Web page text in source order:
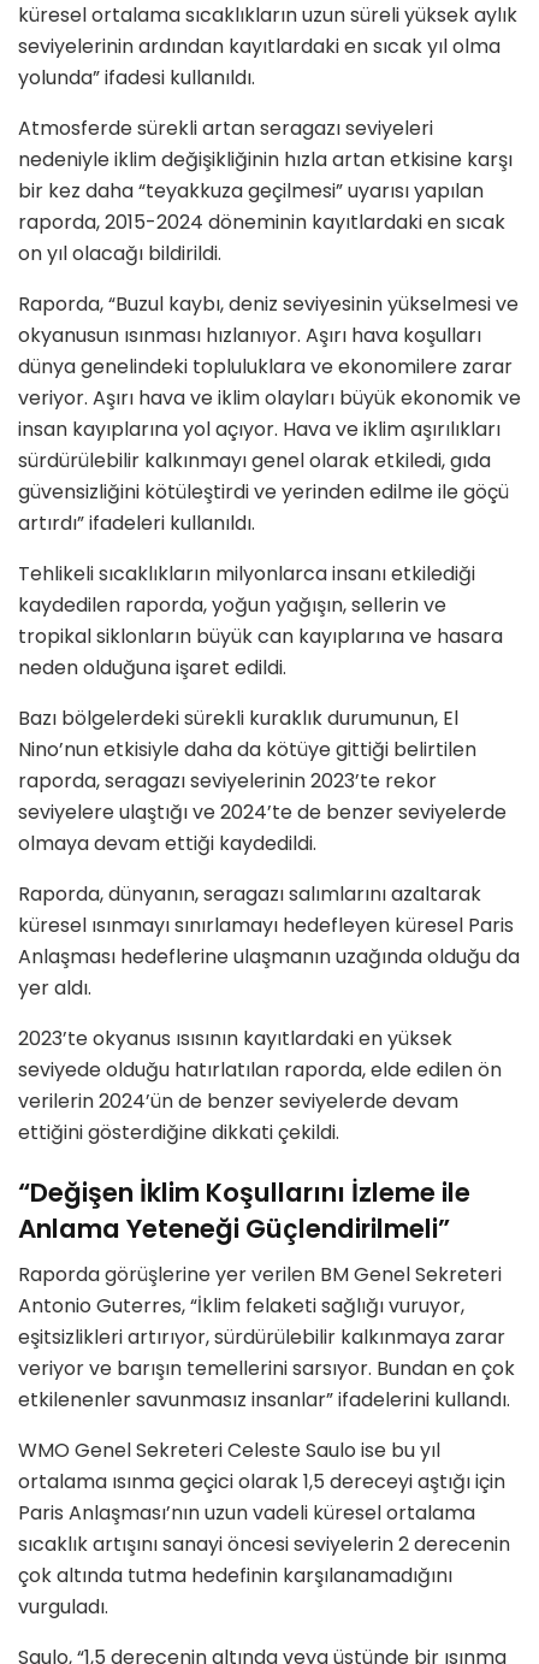
küresel ortalama sıcaklıkların uzun süreli yüksek aylık
seviyelerinin ardından kayıtlardaki en sıcak yıl olma
yolunda” ifadesi kullanıldı.
Atmosferde sürekli artan seragazı seviyeleri
nedeniyle iklim değişikliğinin hızla artan etkisine karşı
bir kez daha “teyakkuza geçilmesi” uyarısı yapılan
raporda, 2015-2024 döneminin kayıtlardaki en sıcak
on yıl olacağı bildirildi.
Raporda, “Buzul kaybı, deniz seviyesinin yükselmesi ve
okyanusun ısınması hızlanıyor. Aşırı hava koşulları
dünya genelindeki topluluklara ve ekonomilere zarar
veriyor. Aşırı hava ve iklim olayları büyük ekonomik ve
insan kayıplarına yol açıyor. Hava ve iklim aşırılıkları
sürdürülebilir kalkınmayı genel olarak etkiledi, gıda
güvensizliğini kötüleştirdi ve yerinden edilme ile göçü
artırdı” ifadeleri kullanıldı.
Tehlikeli sıcaklıkların milyonlarca insanı etkilediği
kaydedilen raporda, yoğun yağışın, sellerin ve
tropikal siklonların büyük can kayıplarına ve hasara
neden olduğuna işaret edildi.
Bazı bölgelerdeki sürekli kuraklık durumunun, El
Nino’nun etkisiyle daha da kötüye gittiği belirtilen
raporda, seragazı seviyelerinin 2023’te rekor
seviyelere ulaştığı ve 2024’te de benzer seviyelerde
olmaya devam ettiği kaydedildi.
Raporda, dünyanın, seragazı salımlarını azaltarak
küresel ısınmayı sınırlamayı hedefleyen küresel Paris
Anlaşması hedeflerine ulaşmanın uzağında olduğu da
yer aldı.
2023’te okyanus ısısının kayıtlardaki en yüksek
seviyede olduğu hatırlatılan raporda, elde edilen ön
verilerin 2024’ün de benzer seviyelerde devam
ettiğini gösterdiğine dikkati çekildi.
“Değişen İklim Koşullarını İzleme ile
Anlama Yeteneği Güçlendirilmeli”
Raporda görüşlerine yer verilen BM Genel Sekreteri
Antonio Guterres, “İklim felaketi sağlığı vuruyor,
eşitsizlikleri artırıyor, sürdürülebilir kalkınmaya zarar
veriyor ve barışın temellerini sarsıyor. Bundan en çok
etkilenenler savunmasız insanlar” ifadelerini kullandı.
WMO Genel Sekreteri Celeste Saulo ise bu yıl
ortalama ısınma geçici olarak 1,5 dereceyi aştığı için
Paris Anlaşması’nın uzun vadeli küresel ortalama
sıcaklık artışını sanayi öncesi seviyelerin 2 derecenin
çok altında tutma hedefinin karşılanamadığını
vurguladı.
​​​​​​​Saulo, “1,5 derecenin altında veya üstünde bir ısınma